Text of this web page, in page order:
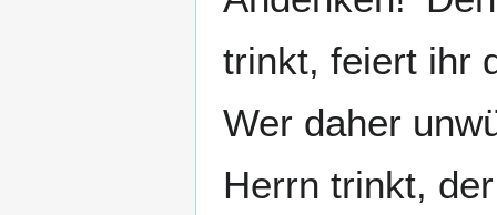
trinkt, feiert ihr
Wer daher
Herrn trinkt,